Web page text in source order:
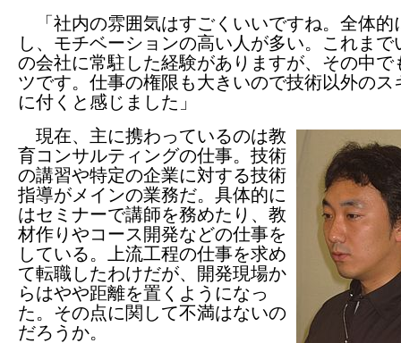
「社内の雰囲気はすごくいいですね。全体的
し、モチベーションの高い人が多い。これまで
の会社に常駐した経験がありますが、その中で
ツです。仕事の権限も大きいので技術以外のス
に付くと感じました」
現在、主に携わっているのは教
育コンサルティングの仕事。技術
の講習や特定の企業に対する技術
指導がメインの業務だ。具体的に
はセミナーで講師を務めたり、教
材作りやコース開発などの仕事を
している。上流工程の仕事を求め
て転職したわけだが、開発現場か
らはやや距離を置くようになっ
た。その点に関して不満はないの
だろうか。